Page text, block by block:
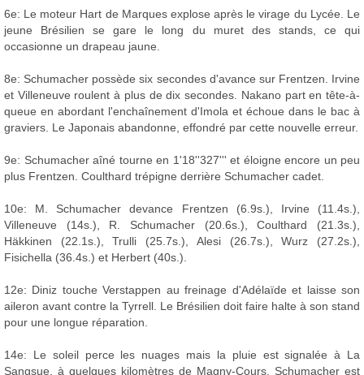
6e: Le moteur Hart de Marques explose après le virage du Lycée. Le
jeune Brésilien se gare le long du muret des stands, ce qui
occasionne un drapeau jaune.
8e: Schumacher possède six secondes d'avance sur Frentzen. Irvine
et Villeneuve roulent à plus de dix secondes. Nakano part en tête-à-
queue en abordant l'enchaînement d'Imola et échoue dans le bac à
graviers. Le Japonais abandonne, effondré par cette nouvelle erreur.
9e: Schumacher aîné tourne en 1'18''327''' et éloigne encore un peu
plus Frentzen. Coulthard trépigne derrière Schumacher cadet.
10e: M. Schumacher devance Frentzen (6.9s.), Irvine (11.4s.),
Villeneuve (14s.), R. Schumacher (20.6s.), Coulthard (21.3s.),
Häkkinen (22.1s.), Trulli (25.7s.), Alesi (26.7s.), Wurz (27.2s.),
Fisichella (36.4s.) et Herbert (40s.).
12e: Diniz touche Verstappen au freinage d'Adélaïde et laisse son
aileron avant contre la Tyrrell. Le Brésilien doit faire halte à son stand
pour une longue réparation.
14e: Le soleil perce les nuages mais la pluie est signalée à La
Sangsue, à quelques kilomètres de Magny-Cours. Schumacher est